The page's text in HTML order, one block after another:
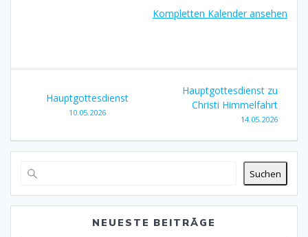
Kompletten Kalender ansehen
Beitragsnavigation
Hauptgottesdienst
10.05.2026
Hauptgottesdienst zu
Christi Himmelfahrt
14.05.2026
Suchen
NEUESTE BEITRÄGE